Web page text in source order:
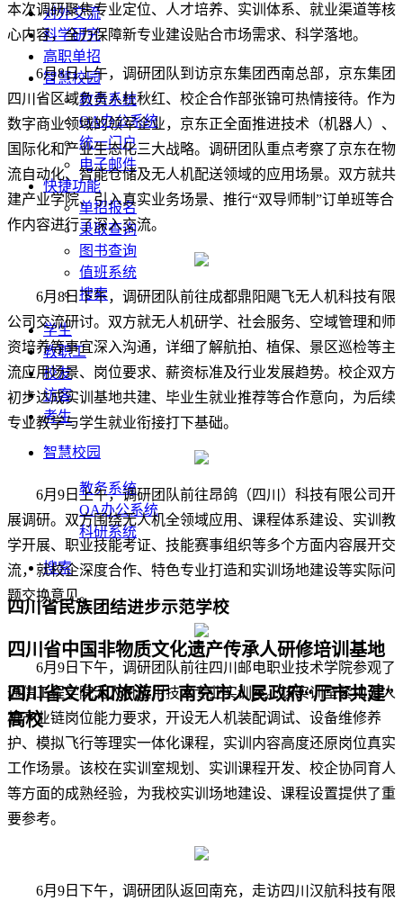
对外交流
科学研究
高职单招
智慧校园
教务系统
OA办公系统
统一门户
电子邮件
快捷功能
单招报名
录取查询
图书查询
值班系统
搜索
学生
教职工
校友
访客
考生
智慧校园
教务系统
OA办公系统
科研系统
搜索
四川省民族团结进步示范学校
四川省中国非物质文化遗产传承人研修培训基地
四川省文化和旅游厅 南充市人民政府“厅市共建”
高校
本次调研聚焦专业定位、人才培养、实训体系、就业渠道等核
心内容，全力保障新专业建设贴合市场需求、科学落地。
6月8日上午，调研团队到访京东集团西南总部，京东集团
四川省区域负责人杜秋红、校企合作部张锦可热情接待。作为
数字商业领域的领军企业，京东正全面推进技术（机器人）、
国际化和产业生态化三大战略。调研团队重点考察了京东在物
流自动化、智能仓储及无人机配送领域的应用场景。双方就共
建产业学院、引入真实业务场景、推行“双导师制”订单班等合
作内容进行了深入交流。
6月8日下午，调研团队前往成都鼎阳飓飞无人机科技有限
公司交流研讨。双方就无人机研学、社会服务、空域管理和师
资培养等事宜深入沟通，详细了解航拍、植保、景区巡检等主
流应用场景、岗位要求、薪资标准及行业发展趋势。校企双方
初步达成实训基地共建、毕业生就业推荐等合作意向，为后续
专业教学与学生就业衔接打下基础。
6月9日上午，调研团队前往昂鸽（四川）科技有限公司开
展调研。双方围绕无人机全领域应用、课程体系建设、实训教
学开展、职业技能考证、技能赛事组织等多个方面内容展开交
流，就校企深度合作、特色专业打造和实训场地建设等实际问
题交换意见。
6月9日下午，调研团队前往四川邮电职业技术学院参观了
通信工程学院无人机应用技术专业实训室。该实训室紧扣无人
机产业链岗位能力要求，开设无人机装配调试、设备维修养
护、模拟飞行等理实一体化课程，实训内容高度还原岗位真实
工作场景。该校在实训室规划、实训课程开发、校企协同育人
等方面的成熟经验，为我校实训场地建设、课程设置提供了重
要参考。
6月9日下午，调研团队返回南充，走访四川汉航科技有限